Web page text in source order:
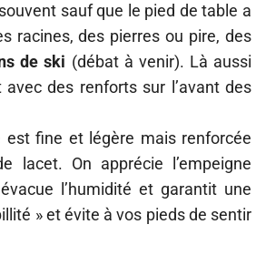
sauf que le pied de table a
racines, des pierres ou pire, des
de ski (débat à venir). Là aussi
des renforts sur l’avant des
est fine et légère mais renforcée
lacet. On apprécie l’empeigne
l’humidité et garantit une
» et évite à vos pieds de sentir